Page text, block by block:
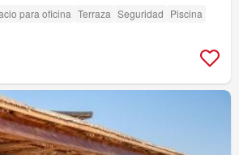
para oficina Terraza Seguridad Piscina